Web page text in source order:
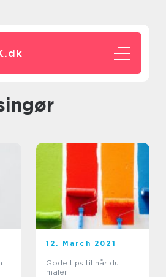
dk
12. March 2021
Gode tips til når du
maler